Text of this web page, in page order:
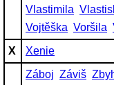
Vlastimila
Vojtěška Voršila
X
Xenie
Záboj Záviš